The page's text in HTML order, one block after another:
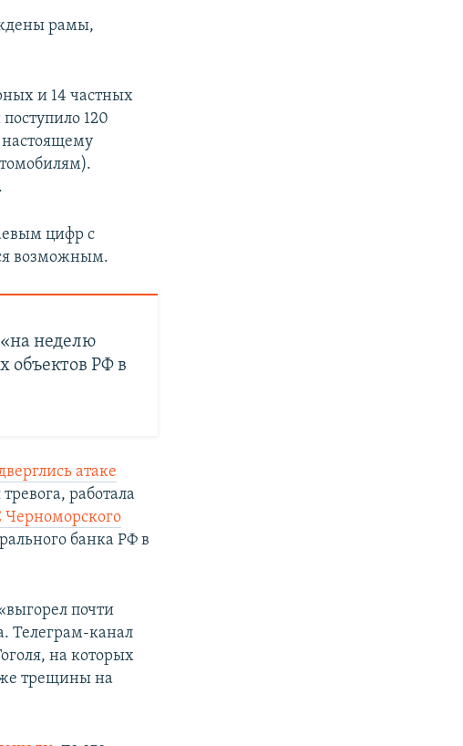
рамы,
и 14 частных
120
цифр с
возможным.
неделю
объектов РФ в
атаке
работала
Черноморского
банка РФ в
почти
Телеграм-канал
на которых
трещины на